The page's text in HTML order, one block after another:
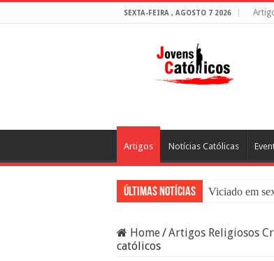
SEXTA-FEIRA , AGOSTO 7 2026
Artigos Notícias Católicas
Últimas Notícias
Viciado em
Filme
Home/Artigos Religiosos
católicos